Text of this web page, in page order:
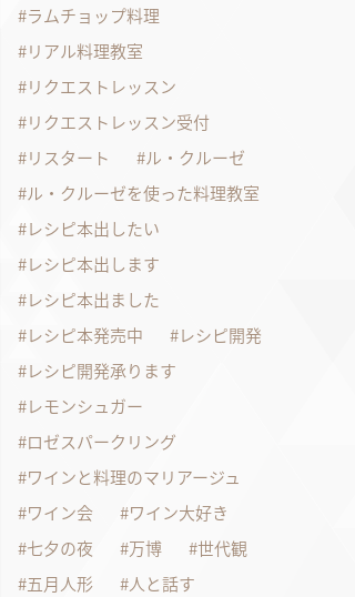
ラムチョップ料理
リアル料理教室
リクエストレッスン
リクエストレッスン受付
リスタート
ル・クルーゼ
ル・クルーゼを使った料理教室
レシピ本出したい
レシピ本出します
レシピ本出ました
レシピ本発売中
レシピ開発
レシピ開発承ります
レモンシュガー
ロゼスパークリング
ワインと料理のマリアージュ
ワイン会
ワイン大好き
七夕の夜
万博
世代観
五月人形
人と話す